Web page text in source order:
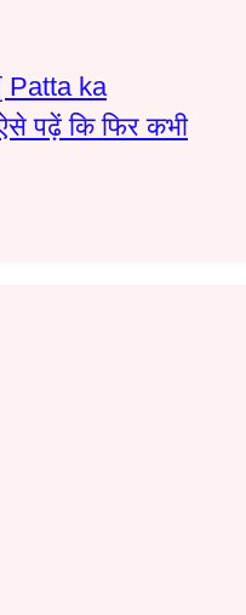
[ Patta ka
पढ़ें कि फिर कभी